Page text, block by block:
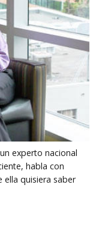
experto nacional
habla con
ella quisiera saber